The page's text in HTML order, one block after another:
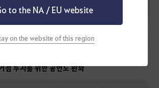
to the NA / EU website
on the website of this region
점 투자를 위한 공헌도 완화